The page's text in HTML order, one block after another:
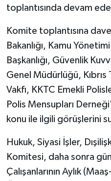
toplantısında devam
Komite toplantısına
Bakanlığı, Kamu
Başkanlığı, Güvenlik
Genel Müdürlüğü,
Vakfı, KKTC Emekli
Polis Mensupları
konu ile ilgili görüşlerini
Hukuk, Siyasi İşler,
Komitesi, daha sonra
Çalışanlarının Aylık